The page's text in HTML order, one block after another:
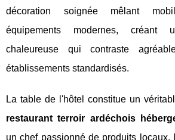
décoration soignée mêlant
équipements modernes, créant
chaleureuse qui contraste
établissements standardisés.
La table de l'hôtel constitue un
restaurant terroir ardéchois
un chef passionné de produits